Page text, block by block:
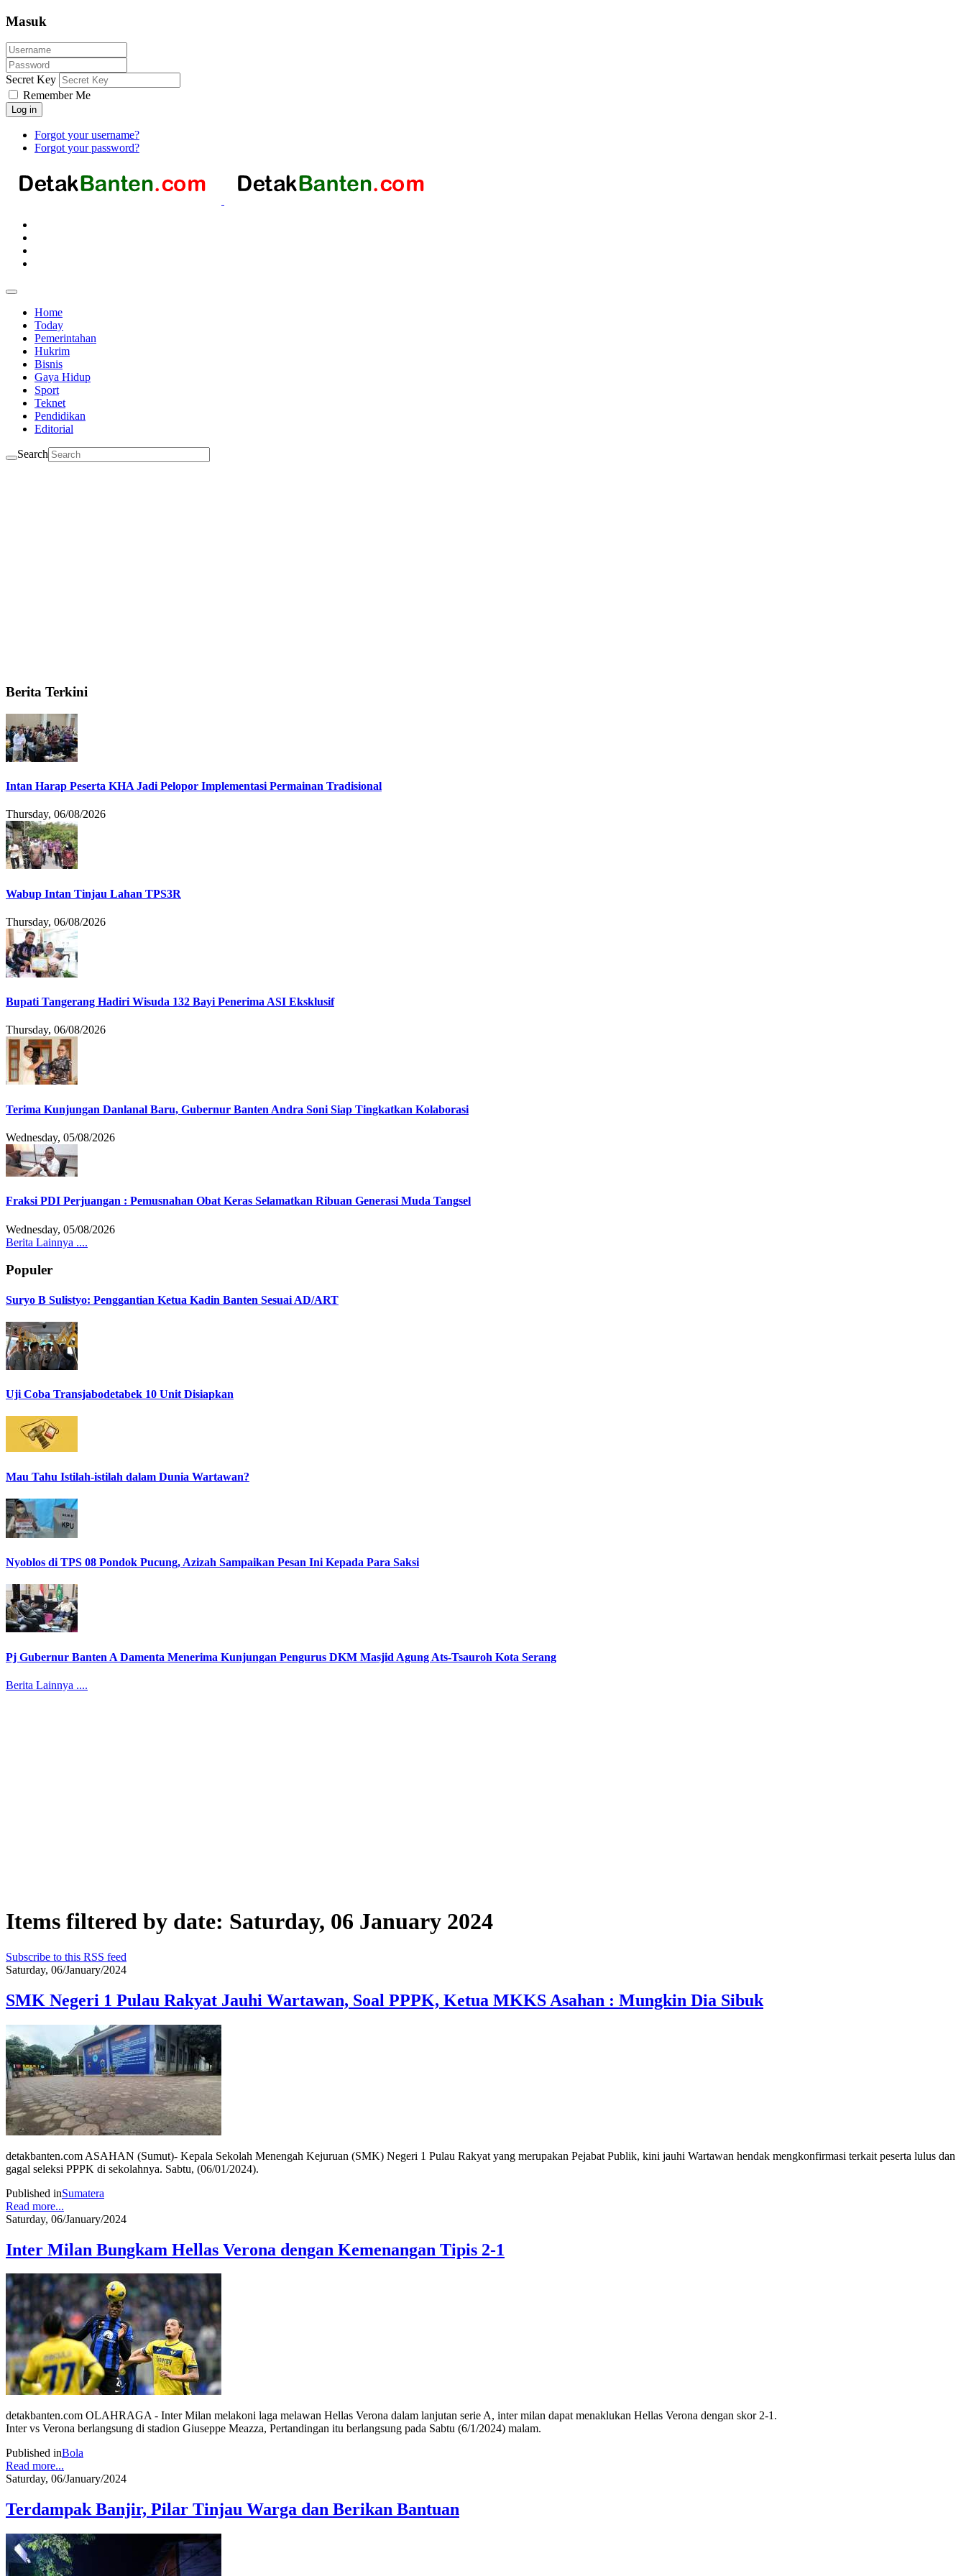
Masuk
Secret Key
Remember Me
Log in
Forgot your username?
Forgot your password?
Home
Today
Pemerintahan
Hukrim
Bisnis
Gaya Hidup
Sport
Teknet
Pendidikan
Editorial
Search
Berita Terkini
Intan Harap Peserta KHA Jadi Pelopor Implementasi Permainan Tradisional
Thursday, 06/08/2026
Wabup Intan Tinjau Lahan TPS3R
Thursday, 06/08/2026
Bupati Tangerang Hadiri Wisuda 132 Bayi Penerima ASI Eksklusif
Thursday, 06/08/2026
Terima Kunjungan Danlanal Baru, Gubernur Banten Andra Soni Siap Tingkatkan Kolaborasi
Wednesday, 05/08/2026
Fraksi PDI Perjuangan : Pemusnahan Obat Keras Selamatkan Ribuan Generasi Muda Tangsel
Wednesday, 05/08/2026
Berita Lainnya ....
Populer
Suryo B Sulistyo: Penggantian Ketua Kadin Banten Sesuai AD/ART
Uji Coba Transjabodetabek 10 Unit Disiapkan
Mau Tahu Istilah-istilah dalam Dunia Wartawan?
Nyoblos di TPS 08 Pondok Pucung, Azizah Sampaikan Pesan Ini Kepada Para Saksi
Pj Gubernur Banten A Damenta Menerima Kunjungan Pengurus DKM Masjid Agung Ats-Tsauroh Kota Serang
Berita Lainnya ....
Items filtered by date: Saturday, 06 January 2024
Subscribe to this RSS feed
Saturday, 06/January/2024
SMK Negeri 1 Pulau Rakyat Jauhi Wartawan, Soal PPPK, Ketua MKKS Asahan : Mungkin Dia Sibuk
detakbanten.com ASAHAN (Sumut)- Kepala Sekolah Menengah Kejuruan (SMK) Negeri 1 Pulau Rakyat yang merupakan Pejabat Publik, kini jauhi Wartawan hendak mengkonfirmasi terkait peserta lulus dan
gagal seleksi PPPK di sekolahnya. Sabtu, (06/01/2024).
Published inSumatera
Read more...
Saturday, 06/January/2024
Inter Milan Bungkam Hellas Verona dengan Kemenangan Tipis 2-1
detakbanten.com OLAHRAGA - Inter Milan melakoni laga melawan Hellas Verona dalam lanjutan serie A, inter milan dapat menaklukan Hellas Verona dengan skor 2-1.
Inter vs Verona berlangsung di stadion Giuseppe Meazza, Pertandingan itu berlangsung pada Sabtu (6/1/2024) malam.
Published inBola
Read more...
Saturday, 06/January/2024
Terdampak Banjir, Pilar Tinjau Warga dan Berikan Bantuan